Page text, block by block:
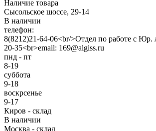
Наличие товара
Сысольское шоссе, 29-14
В наличии
телефон:
8(8212)21-64-06<br/>Отдел по работе с Юр.
20-35<br>email: 169@algiss.ru
пнд - пт
8-19
суббота
9-18
воскрсенье
9-17
Киров - склад
В наличии
Москва - склад